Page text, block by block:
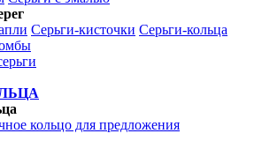
Серьги-кисточки Серьги-кольца
кольцо для предложения